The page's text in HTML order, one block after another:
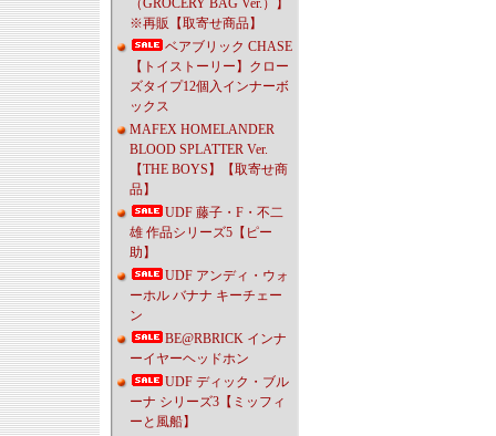
（GROCERY BAG Ver.）】
※再販【取寄せ商品】
ベアブリック CHASE
【トイストーリー】クロー
ズタイプ12個入インナーボ
ックス
MAFEX HOMELANDER
BLOOD SPLATTER Ver.
【THE BOYS】【取寄せ商
品】
UDF 藤子・F・不二
雄 作品シリーズ5【ピー
助】
UDF アンディ・ウォ
ーホル バナナ キーチェー
ン
BE@RBRICK インナ
ーイヤーヘッドホン
UDF ディック・ブル
ーナ シリーズ3【ミッフィ
ーと風船】